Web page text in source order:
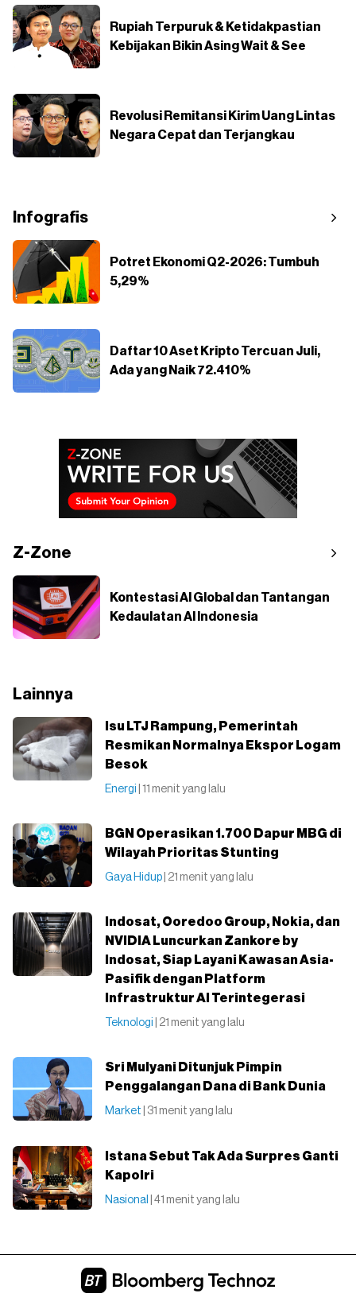
Rupiah Terpuruk & Ketidakpastian
Kebijakan Bikin Asing Wait & See
Revolusi Remitansi Kirim Uang Lintas
Negara Cepat dan Terjangkau
Infografis
Potret Ekonomi Q2-2026: Tumbuh
5,29%
Daftar 10 Aset Kripto Tercuan Juli,
Ada yang Naik 72.410%
Z-Zone
Kontestasi AI Global dan Tantangan
Kedaulatan AI Indonesia
Lainnya
Isu LTJ Rampung, Pemerintah
Resmikan Normalnya Ekspor Logam
Besok
Energi | 11 menit yang lalu
BGN Operasikan 1.700 Dapur MBG di
Wilayah Prioritas Stunting
Gaya Hidup | 21 menit yang lalu
Indosat, Ooredoo Group, Nokia, dan
NVIDIA Luncurkan Zankore by
Indosat, Siap Layani Kawasan Asia-
Pasifik dengan Platform
Infrastruktur AI Terintegerasi
Teknologi | 21 menit yang lalu
Sri Mulyani Ditunjuk Pimpin
Penggalangan Dana di Bank Dunia
Market | 31 menit yang lalu
Istana Sebut Tak Ada Surpres Ganti
Kapolri
Nasional | 41 menit yang lalu